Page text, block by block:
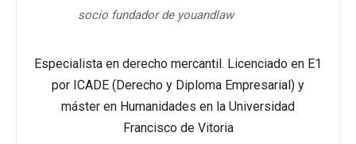
socio fundador de youandlaw
Especialista en derecho mercantil. Licenciado en E1
por ICADE (Derecho y Diploma Empresarial) y
máster en Humanidades en la Universidad
Francisco de Vitoria